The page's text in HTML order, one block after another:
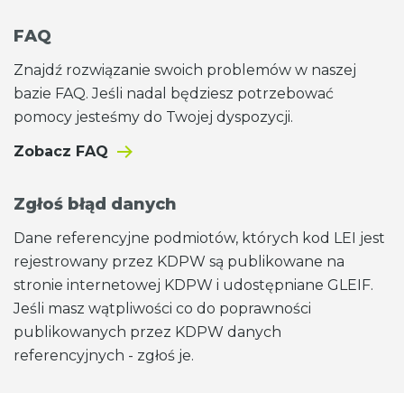
FAQ
Znajdź rozwiązanie swoich problemów w naszej
bazie FAQ. Jeśli nadal będziesz potrzebować
pomocy jesteśmy do Twojej dyspozycji.
Zobacz FAQ
Zgłoś błąd danych
Dane referencyjne podmiotów, których kod LEI jest
rejestrowany przez KDPW są publikowane na
stronie internetowej KDPW i udostępniane GLEIF.
Jeśli masz wątpliwości co do poprawności
publikowanych przez KDPW danych
referencyjnych - zgłoś je.